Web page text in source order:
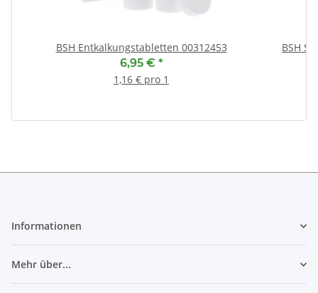
BSH Entkalkungstabletten 00312453
6,95 € *
1,16 € pro 1
BSH
Informationen
Mehr über...